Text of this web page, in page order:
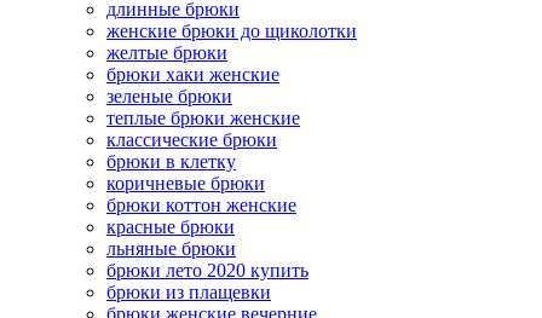
длинные брюки
женские брюки до щиколотки
желтые брюки
брюки хаки женские
зеленые брюки
теплые брюки женские
классические брюки
брюки в клетку
коричневые брюки
брюки коттон женские
красные брюки
льняные брюки
брюки лето 2020 купить
брюки из плащевки
брюки женские вечерние